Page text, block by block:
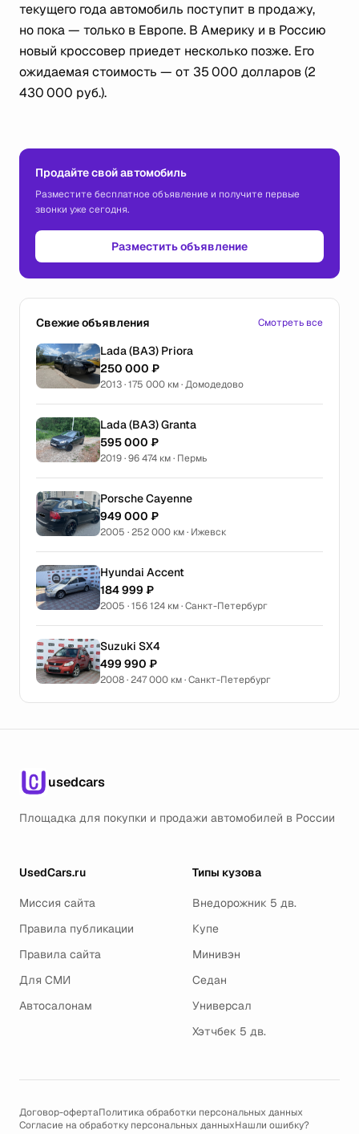
текущего года автомобиль поступит в продажу,
но пока — только в Европе. В Америку и в Россию
новый кроссовер приедет несколько позже. Его
ожидаемая стоимость — от 35 000 долларов (2
430 000 руб.).
Продайте свой автомобиль
Разместите бесплатное объявление и получите первые
звонки уже сегодня.
Разместить объявление
Свежие объявления Смотреть все
Lada (ВАЗ) Priora
250 000 ₽
2013 · 175 000 км · Домодедово
Lada (ВАЗ) Granta
595 000 ₽
2019 · 96 474 км · Пермь
Porsche Cayenne
949 000 ₽
2005 · 252 000 км · Ижевск
Hyundai Accent
184 999 ₽
2005 · 156 124 км · Санкт-Петербург
Suzuki SX4
499 990 ₽
2008 · 247 000 км · Санкт-Петербург
usedcars
Площадка для покупки и продажи автомобилей в России
UsedCars.ru
Миссия сайта
Правила публикации
Правила сайта
Для СМИ
Автосалонам
Типы кузова
Внедорожник 5 дв.
Купе
Минивэн
Седан
Универсал
Хэтчбек 5 дв.
Договор-офертаПолитика обработки персональных данных
Согласие на обработку персональных данныхНашли ошибку?